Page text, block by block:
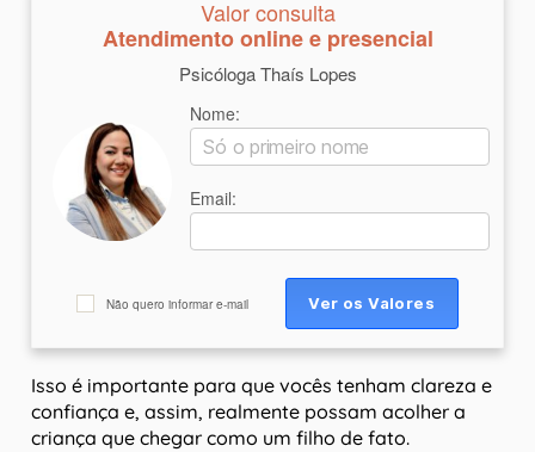
Valor consulta
Atendimento online e presencial
Psicóloga Thaís Lopes
Nome:
Email:
Não quero informar e-mail
Isso é importante para que vocês tenham clareza e
confiança e, assim, realmente possam acolher a
criança que chegar como um filho de fato.